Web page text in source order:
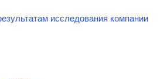
исследования компании